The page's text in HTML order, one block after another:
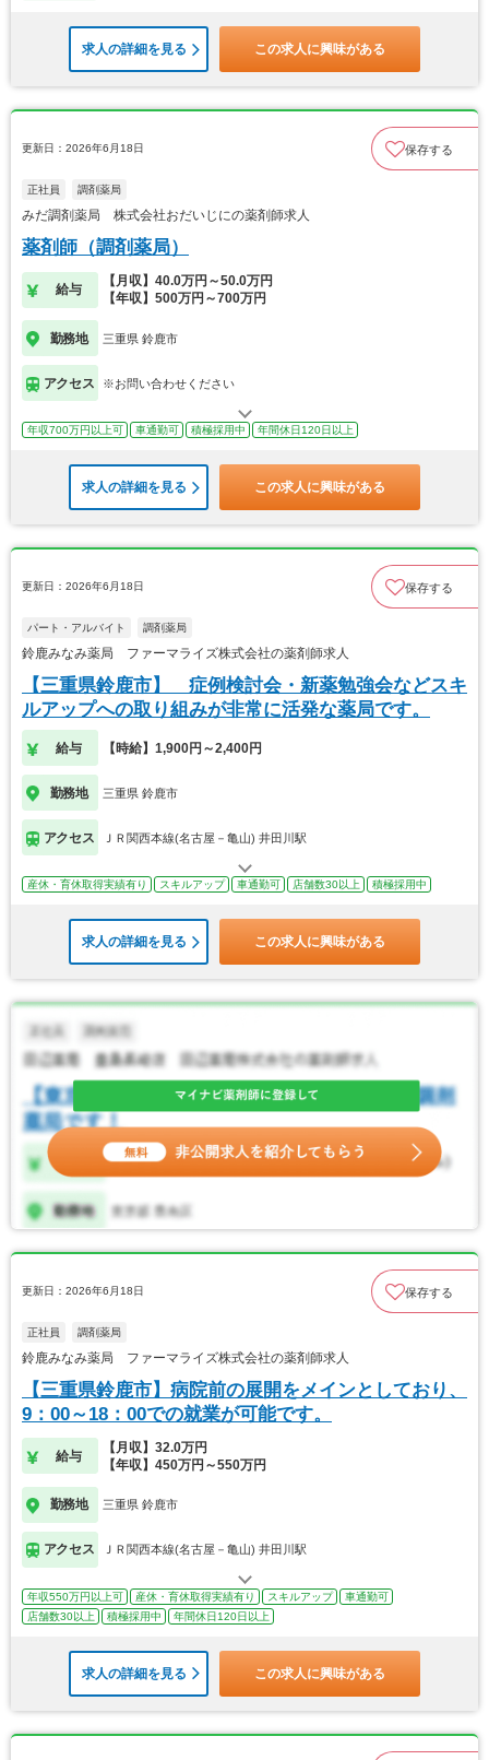
求人の詳細を見る この求人に興味がある
更新日：2026年6月18日 保存する
正社員 調剤薬局
みだ調剤薬局 株式会社おだいじにの薬剤師求人
薬剤師（調剤薬局）
給与
【月収】40.0万円～50.0万円
【年収】500万円～700万円
勤務地 三重県 鈴鹿市
アクセス ※お問い合わせください
年収700万円以上可 車通勤可 積極採用中 年間休日120日以上
求人の詳細を見る この求人に興味がある
更新日：2026年6月18日 保存する
パート・アルバイト 調剤薬局
鈴鹿みなみ薬局 ファーマライズ株式会社の薬剤師求人
【三重県鈴鹿市】 症例検討会・新薬勉強会などスキ
ルアップへの取り組みが非常に活発な薬局です。
給与 【時給】1,900円～2,400円
勤務地 三重県 鈴鹿市
アクセス ＪＲ関西本線(名古屋－亀山) 井田川駅
産休・育休取得実績有り スキルアップ 車通勤可 店舗数30以上 積極採用中
求人の詳細を見る この求人に興味がある
更新日：2026年6月18日 保存する
正社員 調剤薬局
鈴鹿みなみ薬局 ファーマライズ株式会社の薬剤師求人
【三重県鈴鹿市】病院前の展開をメインとしており、
9：00～18：00での就業が可能です。
給与
【月収】32.0万円
【年収】450万円～550万円
勤務地 三重県 鈴鹿市
アクセス ＪＲ関西本線(名古屋－亀山) 井田川駅
年収550万円以上可 産休・育休取得実績有り スキルアップ
車通勤可
店舗数30以上
積極採用中 年間休日120日以上
求人の詳細を見る この求人に興味がある